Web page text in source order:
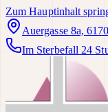
Zum Hauptinhalt
Auergasse 8a,
Im Sterbefall 24